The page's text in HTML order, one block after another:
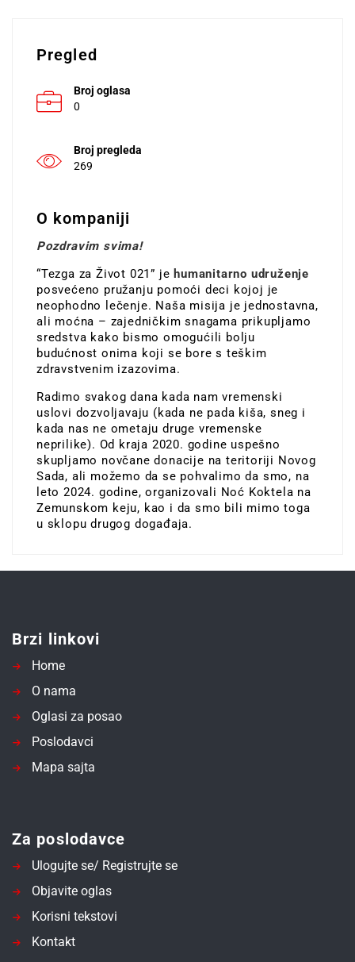
Pregled
Broj oglasa
0
Broj pregleda
269
O kompaniji
Pozdravim svima!
“Tezga za Život 021” je humanitarno udruženje
posvećeno pružanju pomoći deci kojoj je
neophodno lečenje. Naša misija je jednostavna,
ali moćna – zajedničkim snagama prikupljamo
sredstva kako bismo omogućili bolju
budućnost onima koji se bore s teškim
zdravstvenim izazovima.
Radimo svakog dana kada nam vremenski
uslovi dozvoljavaju (kada ne pada kiša, sneg i
kada nas ne ometaju druge vremenske
neprilike). Od kraja 2020. godine uspešno
skupljamo novčane donacije na teritoriji Novog
Sada, ali možemo da se pohvalimo da smo, na
leto 2024. godine, organizovali Noć Koktela na
Zemunskom keju, kao i da smo bili mimo toga
u sklopu drugog događaja.
Brzi linkovi
Home
O nama
Oglasi za posao
Poslodavci
Mapa sajta
Za poslodavce
Ulogujte se/ Registrujte se
Objavite oglas
Korisni tekstovi
Kontakt